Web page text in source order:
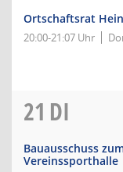
Ortschaftsrat
20:00-21:07 Uhr
21 DI
Bauausschuss
Vereinssporthalle